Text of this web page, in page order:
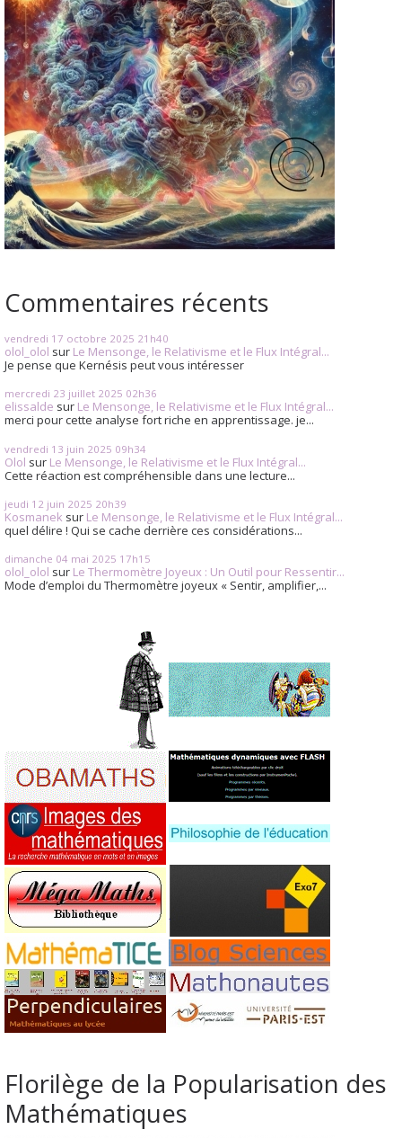
Commentaires récents
vendredi 17 octobre 2025 21h40
olol_olol sur Le Mensonge, le Relativisme et le Flux Intégral...
Je pense que Kernésis peut vous intéresser
mercredi 23 juillet 2025 02h36
elissalde sur Le Mensonge, le Relativisme et le Flux Intégral...
merci pour cette analyse fort riche en apprentissage. je...
vendredi 13 juin 2025 09h34
Olol sur Le Mensonge, le Relativisme et le Flux Intégral...
Cette réaction est compréhensible dans une lecture...
jeudi 12 juin 2025 20h39
Kosmanek sur Le Mensonge, le Relativisme et le Flux Intégral...
quel délire ! Qui se cache derrière ces considérations...
dimanche 04 mai 2025 17h15
olol_olol sur Le Thermomètre Joyeux : Un Outil pour Ressentir...
Mode d’emploi du Thermomètre joyeux « Sentir, amplifier,...
Florilège de la Popularisation des
Mathématiques